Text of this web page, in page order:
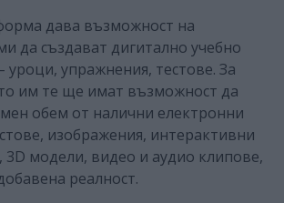
дава възможност на
да създават дигитално учебно
уроци, упражнения, тестове. За
им те ще имат възможност да
обем от налични електронни
изображения, интерактивни
3D модели, видео и аудио клипове,
реалност.